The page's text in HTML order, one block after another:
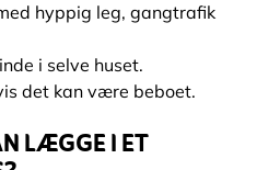
hyppig leg, gangtrafik
i selve huset.
det kan være beboet.
LÆGGE I ET